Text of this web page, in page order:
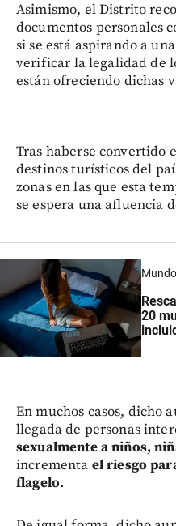
Asimismo, el Distrito
documentos personales
si se está aspirando a
verificar la legalidad de
están ofreciendo dichas
Tras haberse convertido
destinos turísticos del
zonas en las que esta
se espera una afluencia
Mundo
20
En muchos casos, dicho
llegada de personas
sexualmente a niños,
incrementa el riesgo
flagelo.